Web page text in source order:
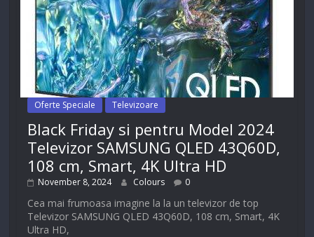
Oferte Speciale Televizoare
Black Friday si pentru Model 2024
Televizor SAMSUNG QLED 43Q60D,
108 cm, Smart, 4K Ultra HD
November 8, 2024 Colours 0
Cea mai frumoasa imagine la la un televizor de top
Televizor SAMSUNG QLED 43Q60D, 108 cm, Smart, 4K
Ultra HD,